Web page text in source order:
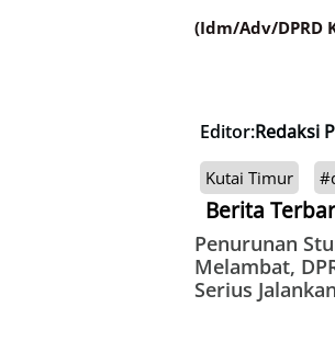
(Idm/Adv/DPRD
Editor:Redaksi
Kutai Timur
Berita
Penurunan
Melambat,
Serius